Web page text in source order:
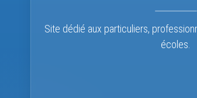
Site dédié aux particuliers,
écoles.